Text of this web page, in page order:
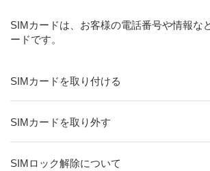
SIMカードは、お客様の電話番号や情報な
ードです。
SIMカードを取り付ける
SIMカードを取り外す
SIMロック解除について